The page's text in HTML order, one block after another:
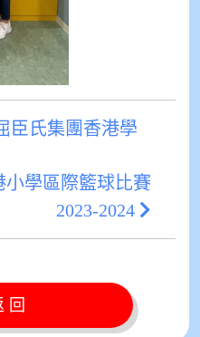
臣氏集團香港學
小學區際籃球比賽
2023-2024
回